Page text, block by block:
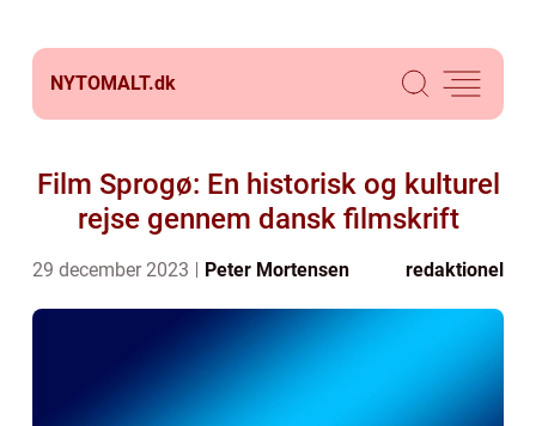
NYTOMALT.dk
Film Sprogø: En historisk og kulturel
rejse gennem dansk filmskrift
29 december 2023 Peter Mortensen redaktionel